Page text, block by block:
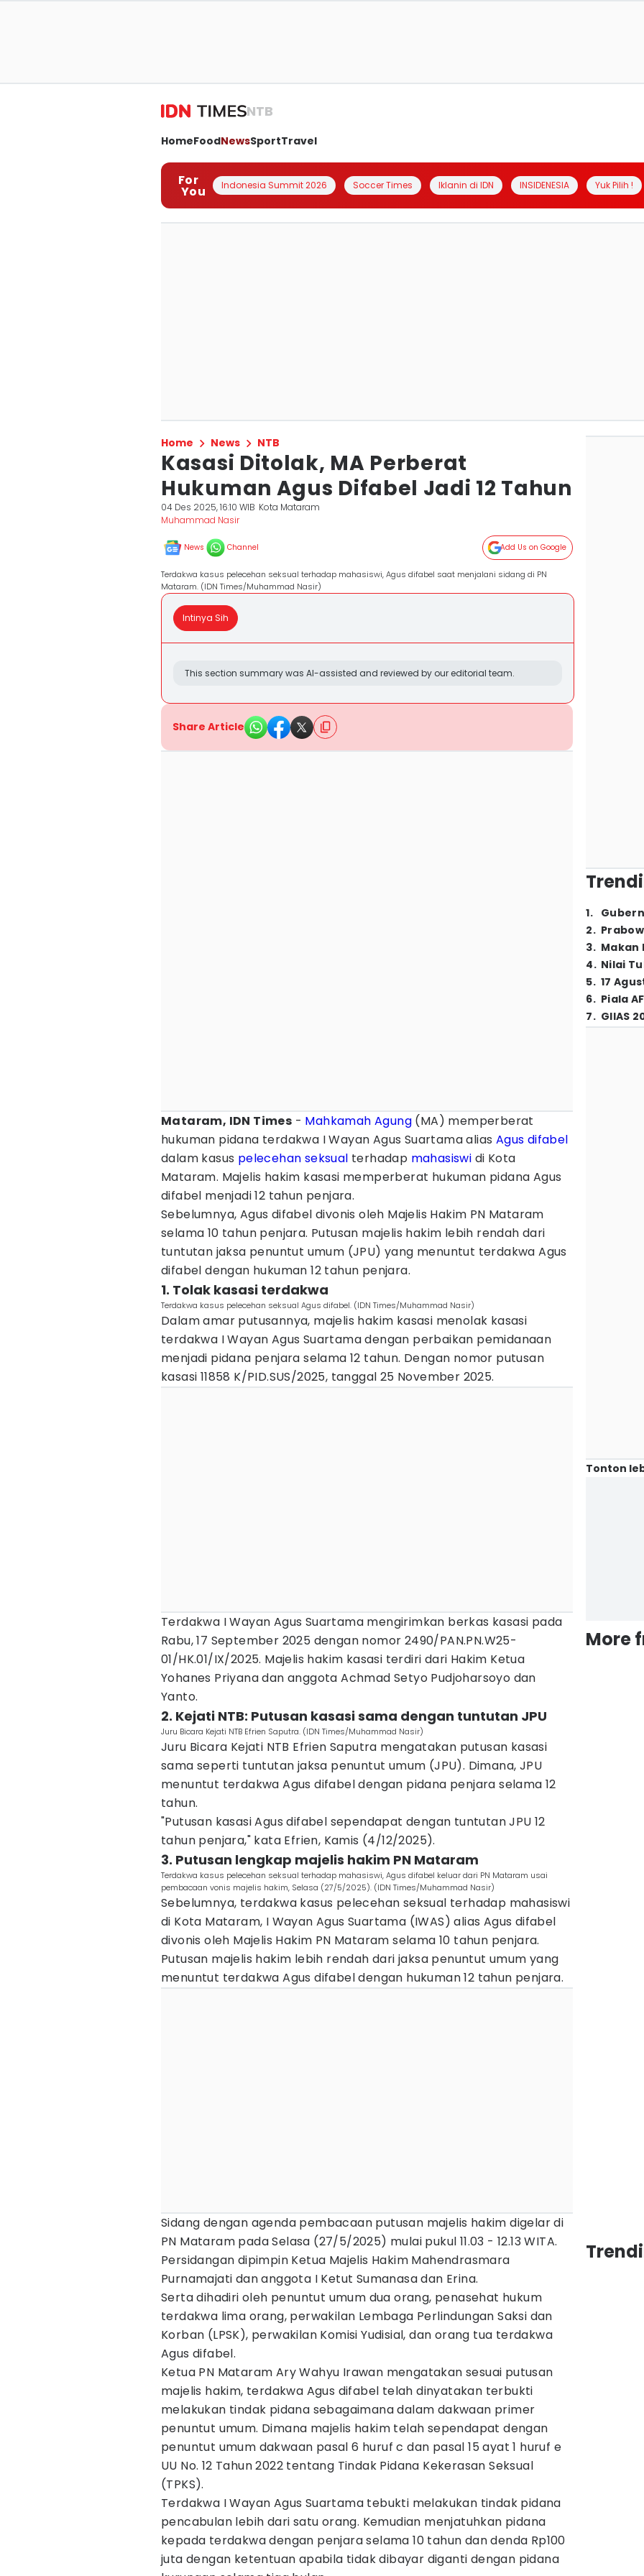
NTB
HomeFoodNewsSportTravel
For
You Indonesia Summit 2026 Soccer Times Iklanin di IDN INSIDENESIA Yuk Pilih !
Home News NTB
Kasasi Ditolak, MA Perberat
Hukuman Agus Difabel Jadi 12 Tahun
04 Des 2025, 16:10 WIB Kota Mataram
Muhammad Nasir
News Channel Add Us on Google
Terdakwa kasus pelecehan seksual terhadap mahasiswi, Agus difabel saat menjalani sidang di PN
Mataram. (IDN Times/Muhammad Nasir)
Intinya Sih
This section summary was AI-assisted and reviewed by our editorial team.
Share Article
Mataram, IDN Times - Mahkamah Agung (MA) memperberat
hukuman pidana terdakwa I Wayan Agus Suartama alias Agus difabel
dalam kasus pelecehan seksual terhadap mahasiswi di Kota
Mataram. Majelis hakim kasasi memperberat hukuman pidana Agus
difabel menjadi 12 tahun penjara.
Sebelumnya, Agus difabel divonis oleh Majelis Hakim PN Mataram
selama 10 tahun penjara. Putusan majelis hakim lebih rendah dari
tuntutan jaksa penuntut umum (JPU) yang menuntut terdakwa Agus
difabel dengan hukuman 12 tahun penjara.
1. Tolak kasasi terdakwa
Terdakwa kasus pelecehan seksual Agus difabel. (IDN Times/Muhammad Nasir)
Dalam amar putusannya, majelis hakim kasasi menolak kasasi
terdakwa I Wayan Agus Suartama dengan perbaikan pemidanaan
menjadi pidana penjara selama 12 tahun. Dengan nomor putusan
kasasi 11858 K/PID.SUS/2025, tanggal 25 November 2025.
Terdakwa I Wayan Agus Suartama mengirimkan berkas kasasi pada
Rabu, 17 September 2025 dengan nomor 2490/PAN.PN.W25-
01/HK.01/IX/2025. Majelis hakim kasasi terdiri dari Hakim Ketua
Yohanes Priyana dan anggota Achmad Setyo Pudjoharsoyo dan
Yanto.
2. Kejati NTB: Putusan kasasi sama dengan tuntutan JPU
Juru Bicara Kejati NTB Efrien Saputra. (IDN Times/Muhammad Nasir)
Juru Bicara Kejati NTB Efrien Saputra mengatakan putusan kasasi
sama seperti tuntutan jaksa penuntut umum (JPU). Dimana, JPU
menuntut terdakwa Agus difabel dengan pidana penjara selama 12
tahun.
"Putusan kasasi Agus difabel sependapat dengan tuntutan JPU 12
tahun penjara," kata Efrien, Kamis (4/12/2025).
3. Putusan lengkap majelis hakim PN Mataram
Terdakwa kasus pelecehan seksual terhadap mahasiswi, Agus difabel keluar dari PN Mataram usai
pembacaan vonis majelis hakim, Selasa (27/5/2025). (IDN Times/Muhammad Nasir)
Sebelumnya, terdakwa kasus pelecehan seksual terhadap mahasiswi
di Kota Mataram, I Wayan Agus Suartama (IWAS) alias Agus difabel
divonis oleh Majelis Hakim PN Mataram selama 10 tahun penjara.
Putusan majelis hakim lebih rendah dari jaksa penuntut umum yang
menuntut terdakwa Agus difabel dengan hukuman 12 tahun penjara.
Sidang dengan agenda pembacaan putusan majelis hakim digelar di
PN Mataram pada Selasa (27/5/2025) mulai pukul 11.03 - 12.13 WITA.
Persidangan dipimpin Ketua Majelis Hakim Mahendrasmara
Purnamajati dan anggota I Ketut Sumanasa dan Erina.
Serta dihadiri oleh penuntut umum dua orang, penasehat hukum
terdakwa lima orang, perwakilan Lembaga Perlindungan Saksi dan
Korban (LPSK), perwakilan Komisi Yudisial, dan orang tua terdakwa
Agus difabel.
Ketua PN Mataram Ary Wahyu Irawan mengatakan sesuai putusan
majelis hakim, terdakwa Agus difabel telah dinyatakan terbukti
melakukan tindak pidana sebagaimana dalam dakwaan primer
penuntut umum. Dimana majelis hakim telah sependapat dengan
penuntut umum dakwaan pasal 6 huruf c dan pasal 15 ayat 1 huruf e
UU No. 12 Tahun 2022 tentang Tindak Pidana Kekerasan Seksual
(TPKS).
Terdakwa I Wayan Agus Suartama tebukti melakukan tindak pidana
pencabulan lebih dari satu orang. Kemudian menjatuhkan pidana
kepada terdakwa dengan penjara selama 10 tahun dan denda Rp100
juta dengan ketentuan apabila tidak dibayar diganti dengan pidana
1.
2.
3. Makan
4. Nilai
5. 17
6. Piala
7. GIIAS
Tonton
More